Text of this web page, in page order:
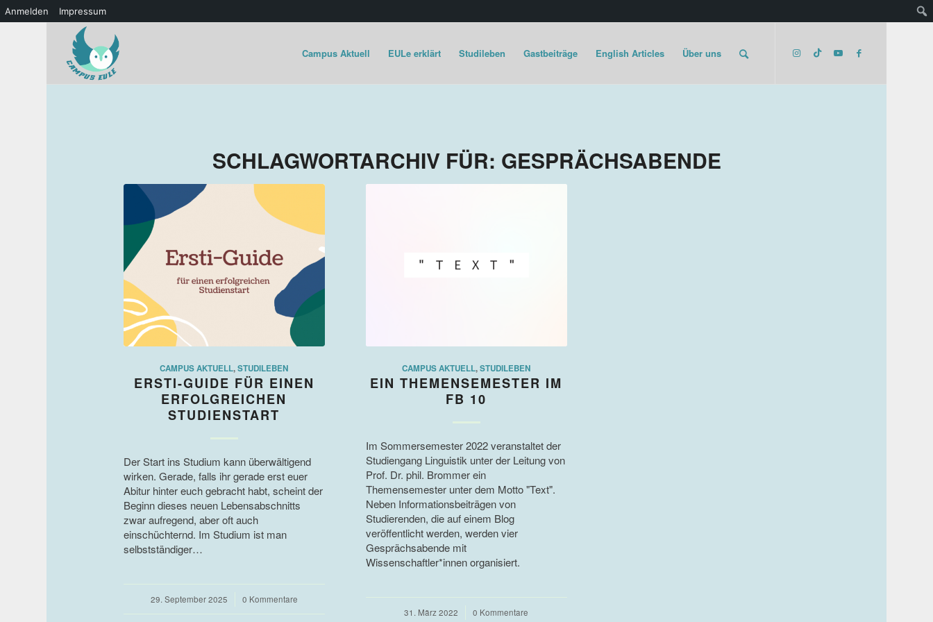
Anmelden Impressum
Campus Aktuell EULe erklärt Studileben Gastbeiträge English Articles Über uns
SCHLAGWORTARCHIV FÜR: GESPRÄCHSABENDE
CAMPUS AKTUELL,STUDILEBEN
ERSTI-GUIDE FÜR EINEN
ERFOLGREICHEN
STUDIENSTART
Der Start ins Studium kann überwältigend
wirken. Gerade, falls ihr gerade erst euer
Abitur hinter euch gebracht habt, scheint der
Beginn dieses neuen Lebensabschnitts
zwar aufregend, aber oft auch
einschüchternd. Im Studium ist man
selbstständiger…
29. September 2025
/ 0 Kommentare
CAMPUS AKTUELL,STUDILEBEN
EIN THEMENSEMESTER IM
FB 10
Im Sommersemester 2022 veranstaltet der
Studiengang Linguistik unter der Leitung von
Prof. Dr. phil. Brommer ein
Themensemester unter dem Motto "Text".
Neben Informationsbeiträgen von
Studierenden, die auf einem Blog
veröffentlicht werden, werden vier
Gesprächsabende mit
Wissenschaftler*innen organisiert.
31. März 2022
/ 0 Kommentare